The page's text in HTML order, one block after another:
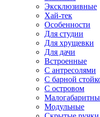
Эксклюзивные
Хай-тек
Особенности
Для студии
Для хрущевки
Для дачи
Встроенные
С антресолями
С барной
С островом
Модульные